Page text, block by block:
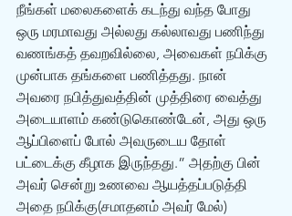
நீங்கள் மலைகளைக் கடந்து வந்த போது
ஒரு மரமாவது அல்லது கல்லாவது பணிந்து
வணங்கத் தவறவில்லை, அவைகள் நபிக்கு
முன்பாக தங்களை பணித்தது. நான்
அவரை நபித்துவத்தின் முத்திரை வைத்து
அடையாளம் கண்டுகொண்டேன், அது ஒரு
ஆப்பிளைப் போல் அவருடைய தோள்
பட்டைக்கு கீழாக இருந்தது.” அதற்கு பின்
அவர் சென்று உணவை ஆயத்தப்படுத்தி
அதை நபிக்கு(சமாதனம் அவர் மேல்)